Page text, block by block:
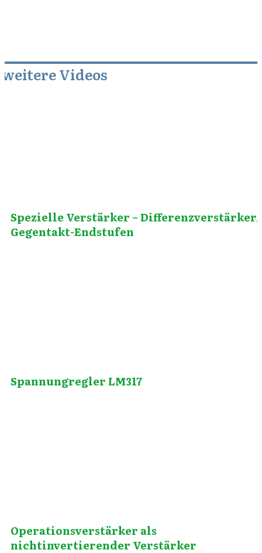
weitere Videos
Spezielle Verstärker – Differenzverstärker,
Gegentakt-Endstufen
Spannungregler LM317
Operationsverstärker als
nichtinvertierender Verstärker